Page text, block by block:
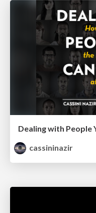
cassininazir